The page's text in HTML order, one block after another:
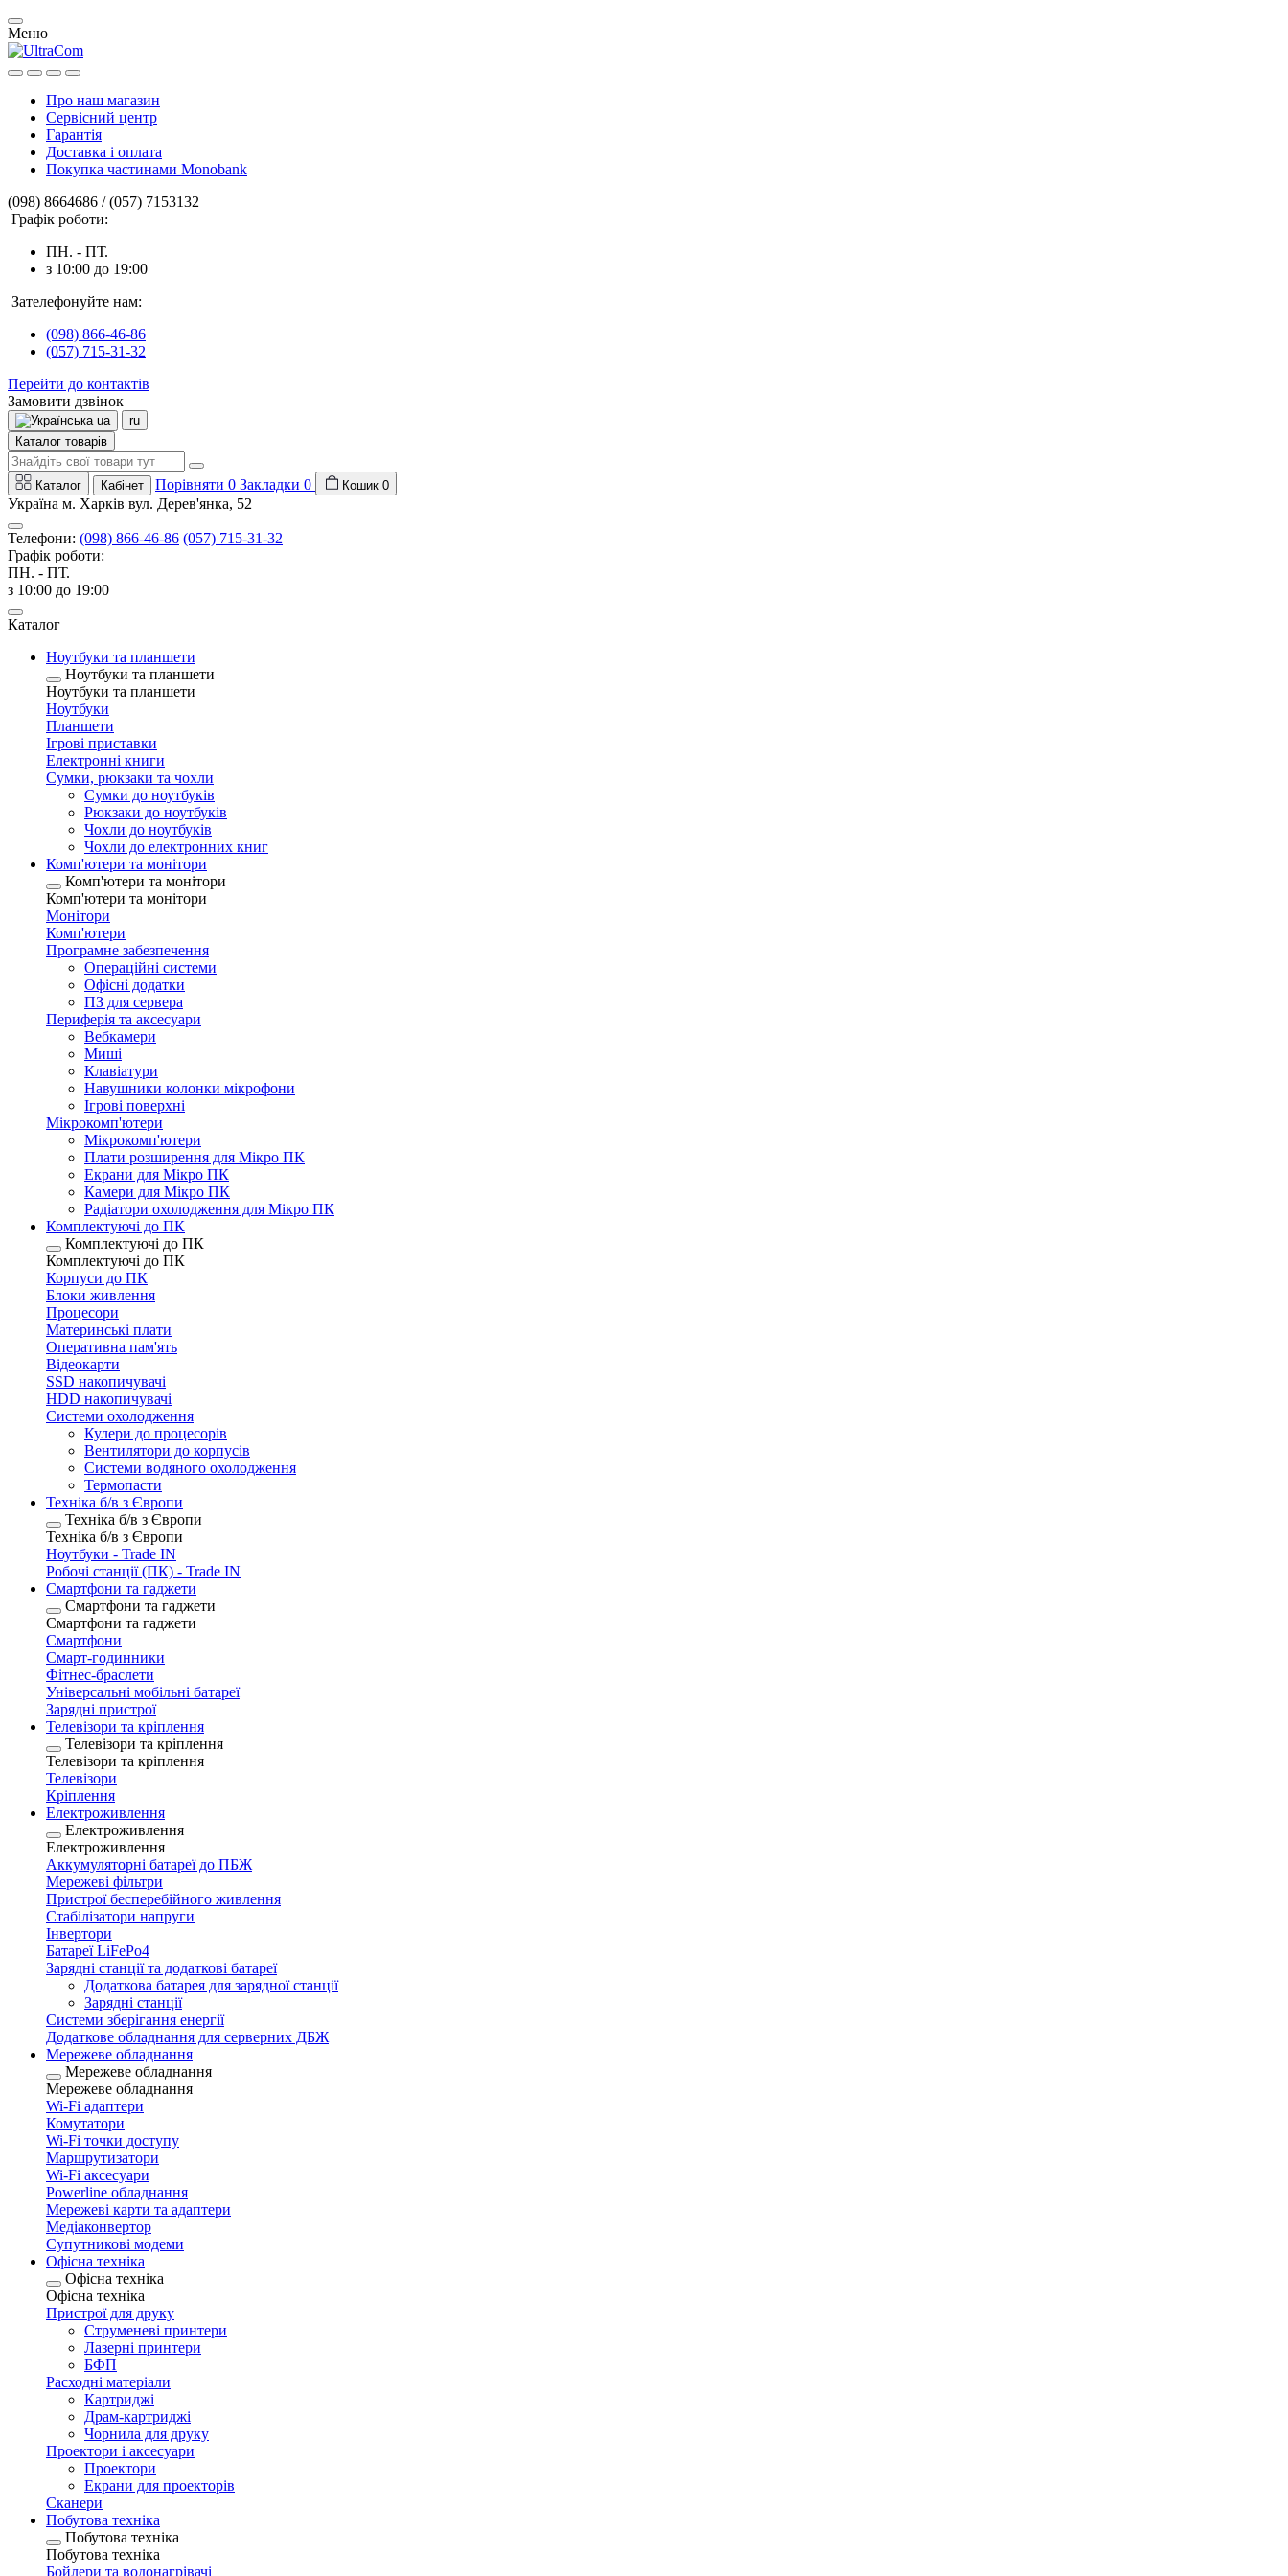
Меню
Про наш магазин
Сервісний центр
Гарантія
Доставка і оплата
Покупка частинами Monobank
(098) 8664686 / (057) 7153132
Графік роботи:
ПН. - ПТ.
з 10:00 до 19:00
Зателефонуйте нам:
(098) 866-46-86
(057) 715-31-32
Перейти до контактів
Замовити дзвінок
ua
ru
Каталог товарів
Каталог Кабінет Порівняти 0 Закладки 0 Кошик 0
Україна м. Харків вул. Дерев'янка, 52
Телефони: (098) 866-46-86 (057) 715-31-32
Графік роботи:
ПН. - ПТ.
з 10:00 до 19:00
Каталог
Ноутбуки та планшети
Ноутбуки та планшети
Ноутбуки та планшети
Ноутбуки
Планшети
Ігрові приставки
Електронні книги
Сумки, рюкзаки та чохли
Сумки до ноутбуків
Рюкзаки до ноутбуків
Чохли до ноутбуків
Чохли до електронних книг
Комп'ютери та монітори
Комп'ютери та монітори
Комп'ютери та монітори
Монітори
Комп'ютери
Програмне забезпечення
Операційні системи
Офісні додатки
ПЗ для сервера
Периферія та аксесуари
Вебкамери
Миші
Клавіатури
Навушники колонки мікрофони
Ігрові поверхні
Мікрокомп'ютери
Мікрокомп'ютери
Плати розширення для Мікро ПК
Екрани для Мікро ПК
Камери для Мікро ПК
Радіатори охолодження для Мікро ПК
Комплектуючі до ПК
Комплектуючі до ПК
Комплектуючі до ПК
Корпуси до ПК
Блоки живлення
Процесори
Материнські плати
Оперативна пам'ять
Відеокарти
SSD накопичувачі
HDD накопичувачі
Системи охолодження
Кулери до процесорів
Вентилятори до корпусів
Системи водяного охолодження
Термопасти
Техніка б/в з Європи
Техніка б/в з Європи
Техніка б/в з Європи
Ноутбуки - Trade IN
Робочі станції (ПК) - Trade IN
Смартфони та гаджети
Смартфони та гаджети
Смартфони та гаджети
Смартфони
Смарт-годинники
Фітнес-браслети
Універсальні мобільні батареї
Зарядні пристрої
Телевізори та кріплення
Телевізори та кріплення
Телевізори та кріплення
Телевізори
Кріплення
Електроживлення
Електроживлення
Електроживлення
Аккумуляторні батареї до ПБЖ
Мережеві фільтри
Пристрої бесперебійного живлення
Стабілізатори напруги
Інвертори
Батареї LiFePo4
Зарядні станції та додаткові батареї
Додаткова батарея для зарядної станції
Зарядні станції
Системи зберігання енергії
Додаткове обладнання для серверних ДБЖ
Мережеве обладнання
Мережеве обладнання
Мережеве обладнання
Wi-Fi адаптери
Комутатори
Wi-Fi точки доступу
Маршрутизатори
Wi-Fi аксесуари
Рowerline обладнання
Мережеві карти та адаптери
Медіаконвертор
Супутникові модеми
Офісна техніка
Офісна техніка
Офісна техніка
Пристрої для друку
Струменеві принтери
Лазерні принтери
БФП
Расходні матеріали
Картриджі
Драм-картриджі
Чорнила для друку
Проектори і аксесуари
Проектори
Екрани для проекторів
Сканери
Побутова техніка
Побутова техніка
Побутова техніка
Бойлери та водонагрівачі